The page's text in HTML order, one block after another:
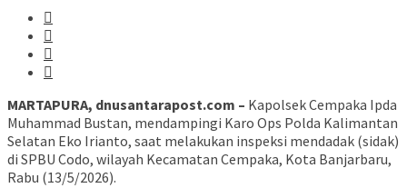
MARTAPURA, dnusantarapost.com – Kapolsek Cempaka Ipda
Muhammad Bustan, mendampingi Karo Ops Polda Kalimantan
Selatan Eko Irianto, saat melakukan inspeksi mendadak (sidak)
di SPBU Codo, wilayah Kecamatan Cempaka, Kota Banjarbaru,
Rabu (13/5/2026).